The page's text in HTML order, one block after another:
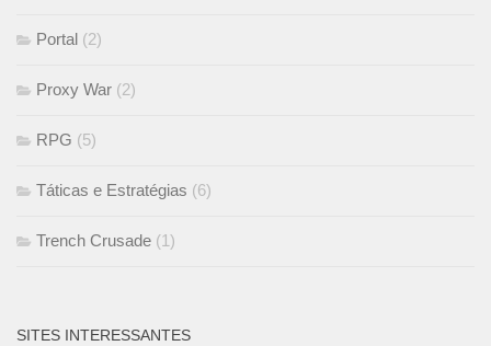
Portal (2)
Proxy War (2)
RPG (5)
Táticas e Estratégias (6)
Trench Crusade (1)
SITES INTERESSANTES